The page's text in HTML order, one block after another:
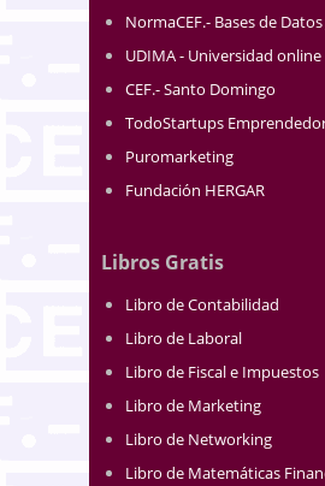
NormaCEF.- Bases de
UDIMA - Universidad online
CEF.- Santo Domingo
TodoStartups
Puromarketing
Fundación HERGAR
Libros Gratis
Libro de Contabilidad
Libro de Laboral
Libro de Fiscal e Impuestos
Libro de Marketing
Libro de Networking
Libro de Matemáticas